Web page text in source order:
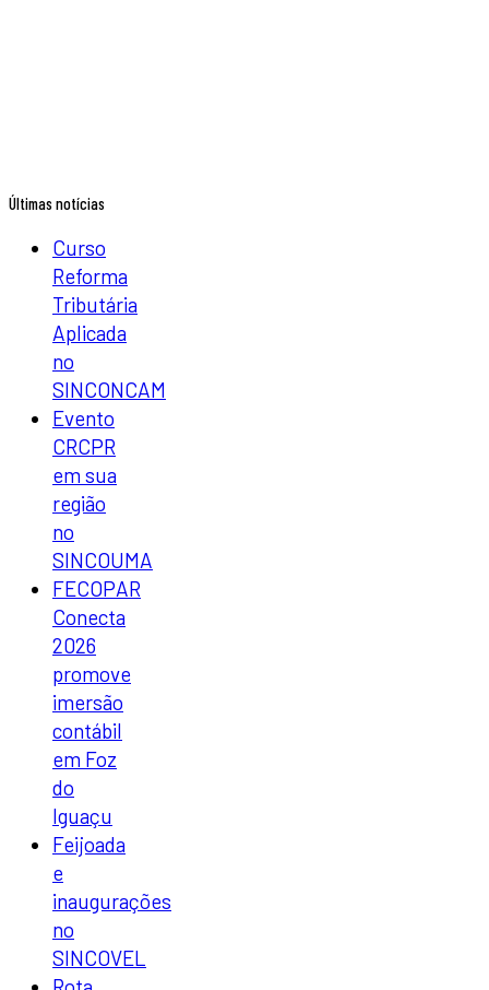
Últimas notícias
Curso
Reforma
Tributária
Aplicada
no
SINCONCAM
Evento
CRCPR
em sua
região
no
SINCOUMA
FECOPAR
Conecta
2026
promove
imersão
contábil
em Foz
do
Iguaçu
Feijoada
e
inaugurações
no
SINCOVEL